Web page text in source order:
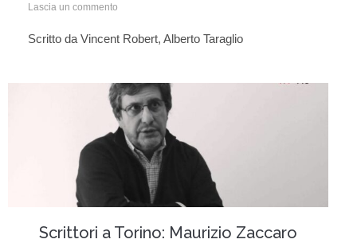
Lascia un commento
Scritto da Vincent Robert, Alberto Taraglio
Scrittori a Torino: Maurizio Zaccaro